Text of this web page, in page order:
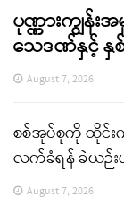
ပုဏ္ဏားကျွန်
သေဒဏ်နှင့် နှ
August 7, 2026
စစ်အုပ်စုကို ထိုင်
လက်ခံရန် ခဲယဉ်
August 7, 2026